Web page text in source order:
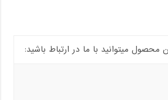
میتوانید با ما در ارتباط باشید: